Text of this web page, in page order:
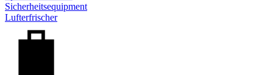
Sicherheitsequipment
Lufterfrischer